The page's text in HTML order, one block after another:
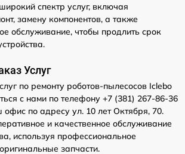
спектр услуг, включая
замену компонентов, а также
обслуживание, чтобы продлить срок
Услуг
по ремонту роботов-пылесосов Iclebo
с нами по телефону +7 (381) 267-86-36
офис по адресу ул. 10 лет Октября, 70.
и качественное обслуживание
используя профессиональное
запчасти.